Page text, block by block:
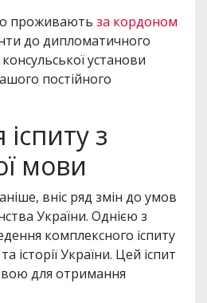
проживають за кордоном
до дипломатичного
установи
постійного
з
мови
вніс ряд змін до умов
України. Однією з
комплексного іспиту
історії України. Цей іспит
для отримання